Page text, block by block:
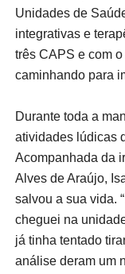
Unidades de
integrativas e
três CAPS e com
caminhando para
Durante toda a
atividades lúdicas
Acompanhada da
Alves de Araújo,
salvou a sua vida.
cheguei na
já tinha tentado
análise deram um